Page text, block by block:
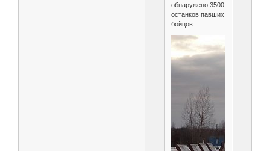
обнаружено 3500
останков павших
бойцов.